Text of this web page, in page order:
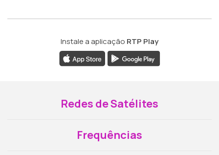
Instale a aplicação RTP Play
Redes de Satélites
Frequências